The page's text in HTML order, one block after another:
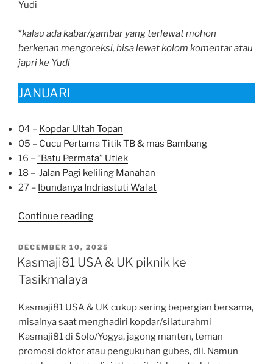
Yudi
*kalau ada kabar/gambar yang terlewat mohon
berkenan mengoreksi, bisa lewat kolom komentar atau
japri ke Yudi
JANUARI
04 – Kopdar Ultah Topan
05 – Cucu Pertama Titik TB & mas Bambang
16 –“Batu Permata” Utiek
18 – Jalan Pagi keliling Manahan
27 – Ibundanya Indriastuti Wafat
Continue reading“Kilas
Peristiwa
2025
81”
POSTED
ON
DECEMBER 10, 2025
Kasmaji81 USA & UK piknik ke
Tasikmalaya
Kasmaji81 USA & UK cukup sering bepergian bersama,
misalnya saat menghadiri kopdar/silaturahmi
Kasmaji81 di Solo/Yogya, jagong manten, teman
promosi doktor atau pengukuhan gubes, dll. Namun